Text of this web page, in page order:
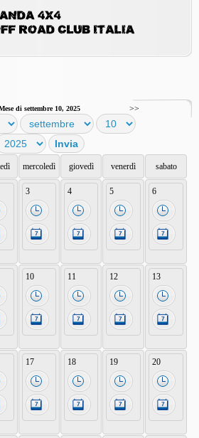
di settembre 10, 2025 >>
mercoledì giovedì venerdì sabato
3 4 5 6
10 11 12 13
17 18 19 20